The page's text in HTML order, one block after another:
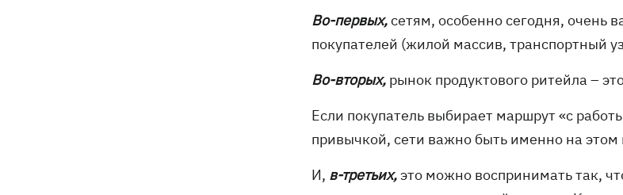
Во-первых,сетям, особенно сегодня, очень
покупателей (жилой массив, транспортный
Во-вторых, рынок продуктового ритейла –
Если покупатель выбирает маршрут «с
привычкой, сети важно быть именно на
И, в-третьих,это можно воспринимать так,